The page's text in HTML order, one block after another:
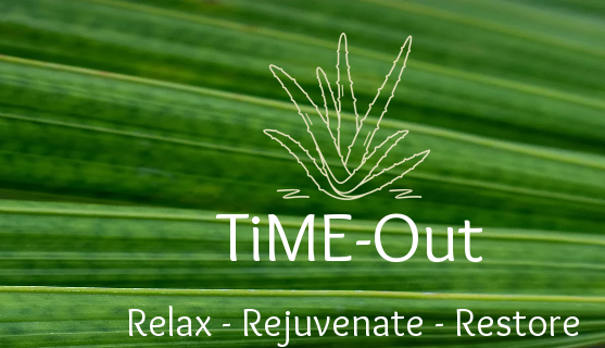
Relax - Rejuvenate - Restore
TiME-Out